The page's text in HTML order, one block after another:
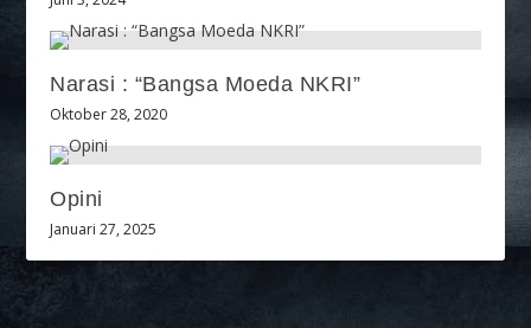
Narasi : “Bangsa Moeda NKRI”
Oktober 28, 2020
Opini
Januari 27, 2025